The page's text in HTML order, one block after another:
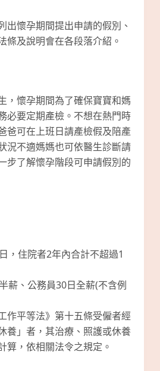
出懷孕期間提出申請的假別、
條及說明會在各段落介紹。
，懷孕期間為了確保寶寶和媽
必要定期產檢。不想在熱門時
爸可在上班日請產檢假及陪產
況不適媽媽也可依醫生診斷請
步了解懷孕階段可申請假別的
，住院者2年內合計不超過1
薪、公務員30日全薪(不含例
作平等法》第十五條受僱者經
養」者，其治療、照護或休養
算，依相關法令之規定。